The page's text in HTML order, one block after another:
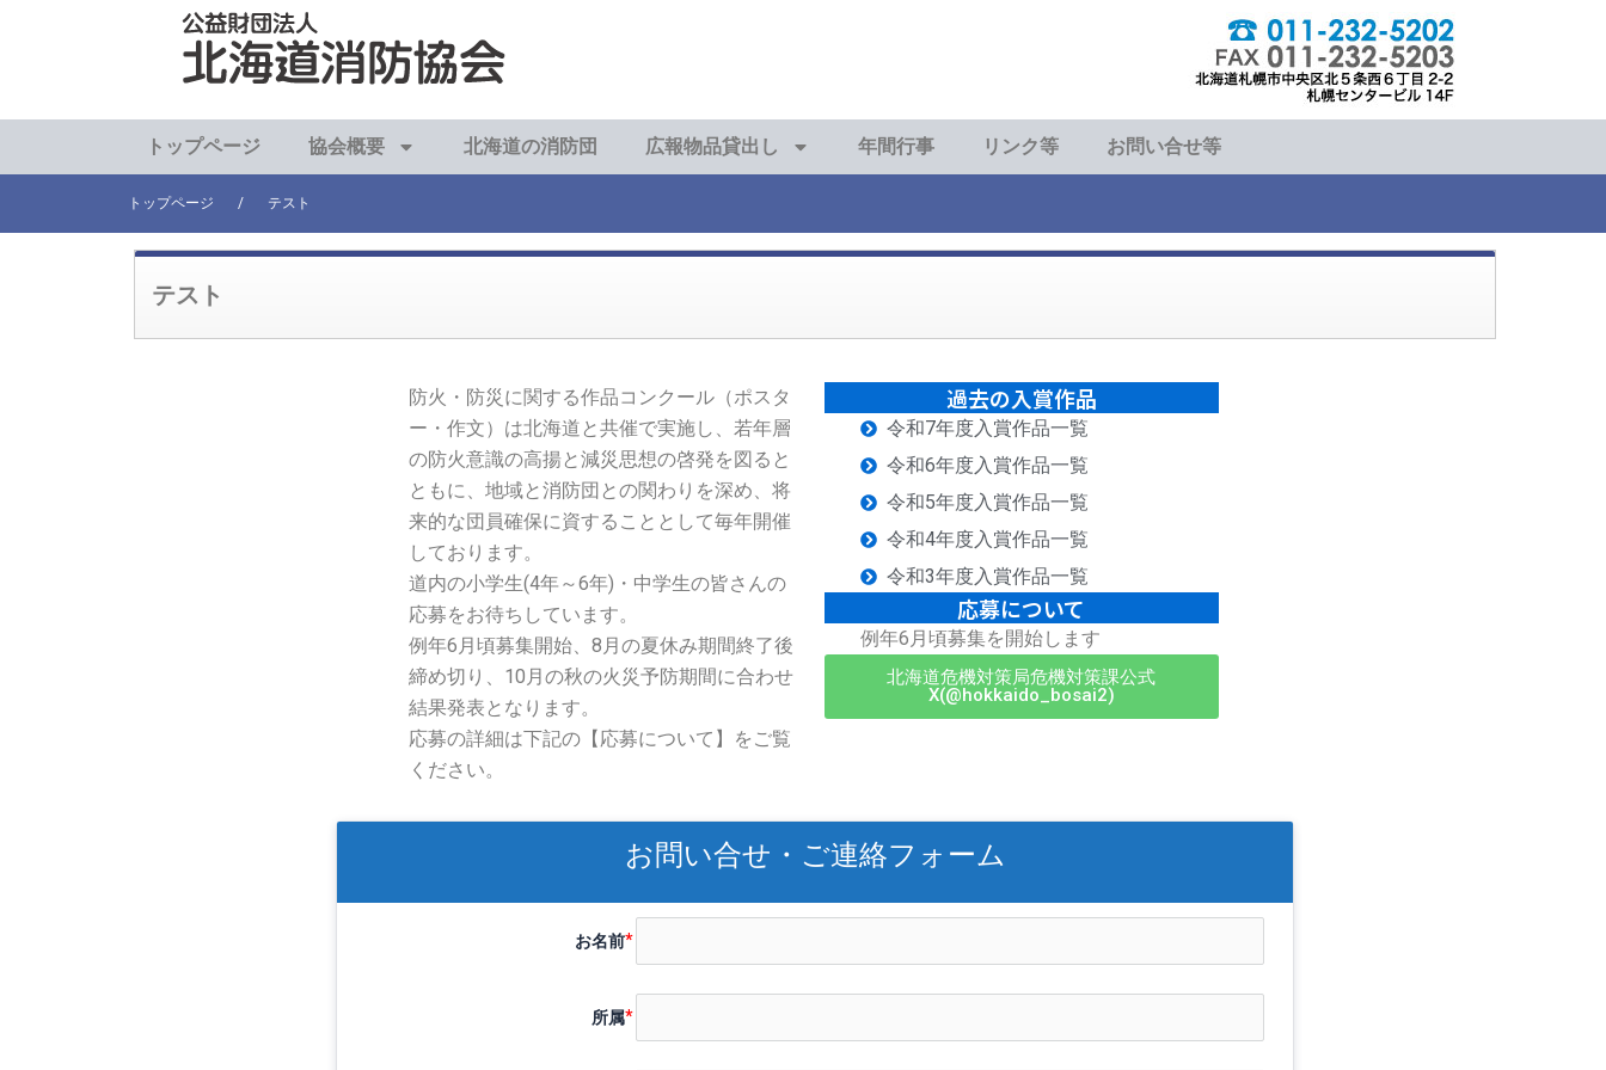
ッ
トップページ 協会概要 北海道の消防団 広報物品貸出し 年間行事 リンク等 お問い合せ等
トップページ / テスト
テスト
防火・防災に関する作品コンクール（ポスタ
ー・作文）は北海道と共催で実施し、若年層
の防火意識の高揚と減災思想の啓発を図ると
ともに、地域と消防団との関わりを深め、将
来的な団員確保に資することとして毎年開催
しております。
道内の小学生(4年～6年)・中学生の皆さんの
応募をお待ちしています。
例年6月頃募集開始、8月の夏休み期間終了後
締め切り、10月の秋の火災予防期間に合わせ
結果発表となります。
応募の詳細は下記の【応募について】をご覧
ください。
過去の入賞作品
令和7年度入賞作品一覧
令和6年度入賞作品一覧
令和5年度入賞作品一覧
令和4年度入賞作品一覧
令和3年度入賞作品一覧
応募について
例年6月頃募集を開始します
北海道危機対策局危機対策課公式
X(@hokkaido_bosai2)
お問い合せ・ご連絡フォーム
お名前
所属